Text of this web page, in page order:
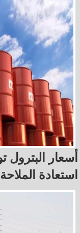
أسعار البترول
استعادة